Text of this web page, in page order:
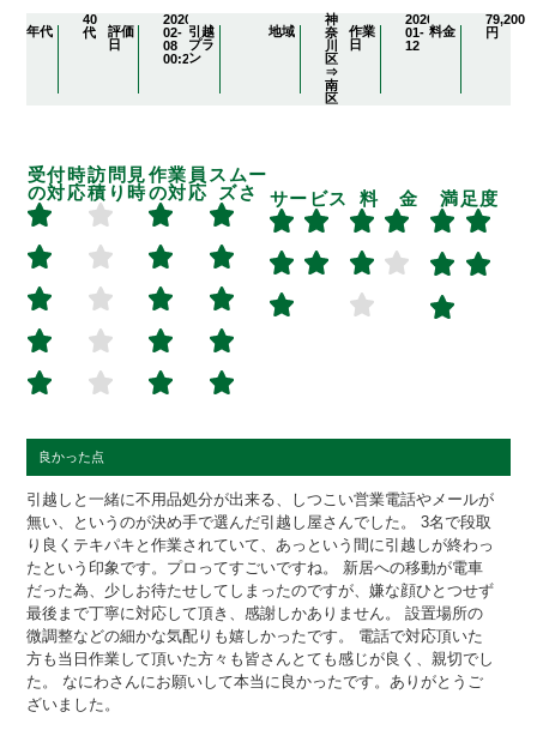
年代
40
代
評価
日
2020-
02-
08
00:20:00
引越
プラ
ン
地域
神
奈
川
区
⇒
南
区
作業
日
2020-
01-
12
料金
79,200
円
受付時
の対応
訪問見
積り時
作業員
の対応
スムー
ズさ
サービス 料 金 満足度
良かった点
引越しと一緒に不用品処分が出来る、しつこい営業電話やメールが
無い、というのが決め手で選んだ引越し屋さんでした。 3名で段取
り良くテキパキと作業されていて、あっという間に引越しが終わっ
たという印象です。プロってすごいですね。 新居への移動が電車
だった為、少しお待たせしてしまったのですが、嫌な顔ひとつせず
最後まで丁寧に対応して頂き、感謝しかありません。 設置場所の
微調整などの細かな気配りも嬉しかったです。 電話で対応頂いた
方も当日作業して頂いた方々も皆さんとても感じが良く、親切でし
た。 なにわさんにお願いして本当に良かったです。ありがとうご
ざいました。